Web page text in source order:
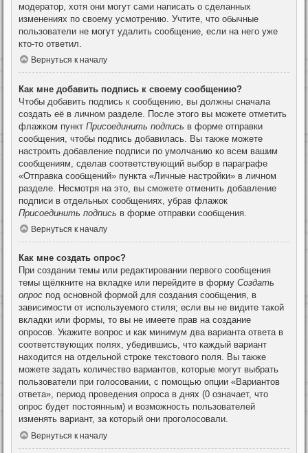
модератор, хотя они могут сами написать о сделанных
изменениях по своему усмотрению. Учтите, что обычные
пользователи не могут удалить сообщение, если на него уже
кто-то ответил.
Вернуться к началу
Как мне добавить подпись к своему сообщению?
Чтобы добавить подпись к сообщению, вы должны сначала
создать её в личном разделе. После этого вы можете отметить
флажком пункт Присоединить подпись в форме отправки
сообщения, чтобы подпись добавилась. Вы также можете
настроить добавление подписи по умолчанию ко всем вашим
сообщениям, сделав соответствующий выбор в параграфе
«Отправка сообщений» пункта «Личные настройки» в личном
разделе. Несмотря на это, вы сможете отменить добавление
подписи в отдельных сообщениях, убрав флажок
Присоединить подпись в форме отправки сообщения.
Вернуться к началу
Как мне создать опрос?
При создании темы или редактировании первого сообщения
темы щёлкните на вкладке или перейдите в форму Создать
опрос под основной формой для создания сообщения, в
зависимости от используемого стиля; если вы не видите такой
вкладки или формы, то вы не имеете прав на создание
опросов. Укажите вопрос и как минимум два варианта ответа в
соответствующих полях, убедившись, что каждый вариант
находится на отдельной строке текстового поля. Вы также
можете задать количество вариантов, которые могут выбрать
пользователи при голосовании, с помощью опции «Вариантов
ответа», период проведения опроса в днях (0 означает, что
опрос будет постоянным) и возможность пользователей
изменять вариант, за который они проголосовали.
Вернуться к началу